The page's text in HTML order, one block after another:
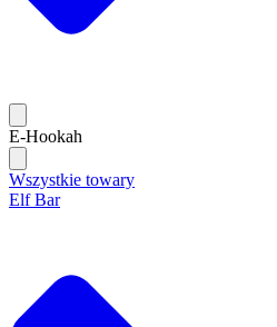
E-Hookah
Wszystkie towary
Elf Bar